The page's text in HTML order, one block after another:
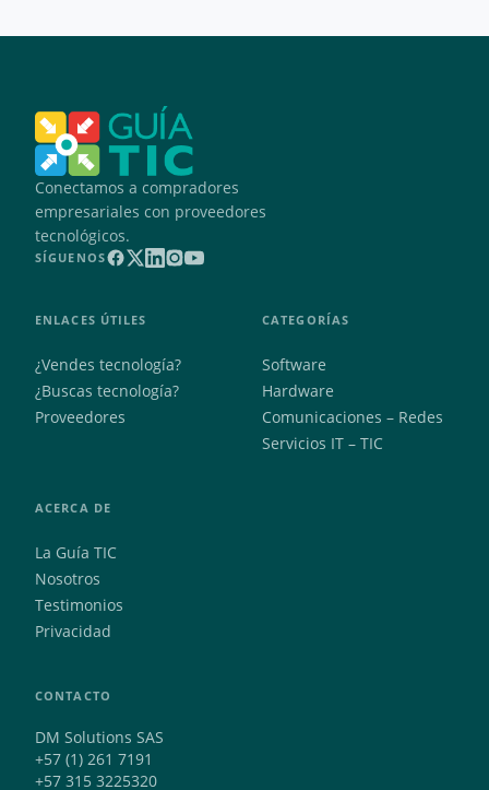
Conectamos a compradores
empresariales con proveedores
tecnológicos.
SÍGUENOS
ENLACES ÚTILES
¿Vendes tecnología?
¿Buscas tecnología?
Proveedores
CATEGORÍAS
Software
Hardware
Comunicaciones – Redes
Servicios IT – TIC
ACERCA DE
La Guía TIC
Nosotros
Testimonios
Privacidad
CONTACTO
DM Solutions SAS
+57 (1) 261 7191
+57 315 3225320